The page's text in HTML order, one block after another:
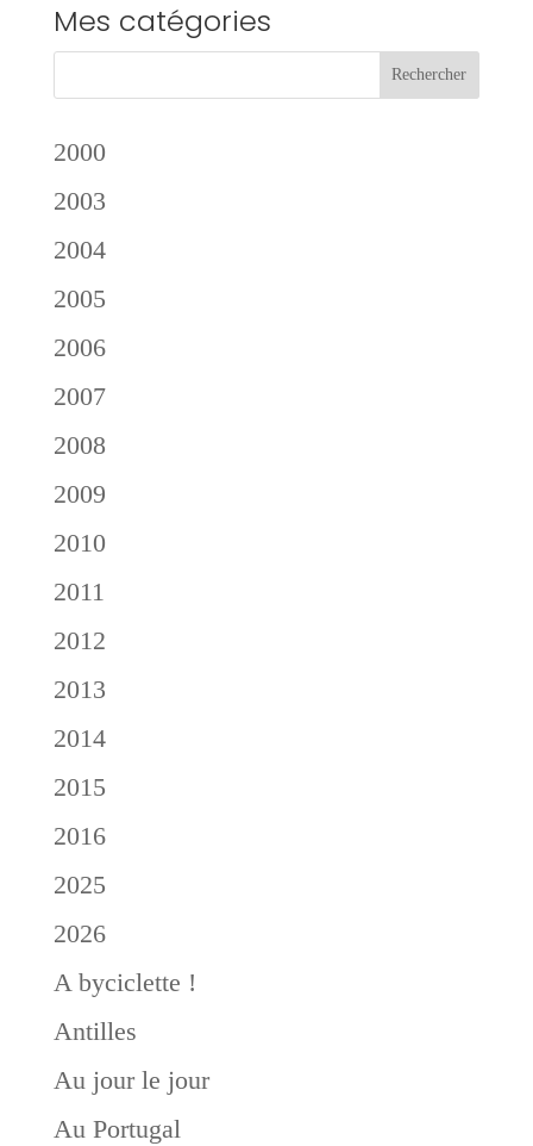
Mes catégories
2000
2003
2004
2005
2006
2007
2008
2009
2010
2011
2012
2013
2014
2015
2016
2025
2026
A byciclette !
Antilles
Au jour le jour
Au Portugal